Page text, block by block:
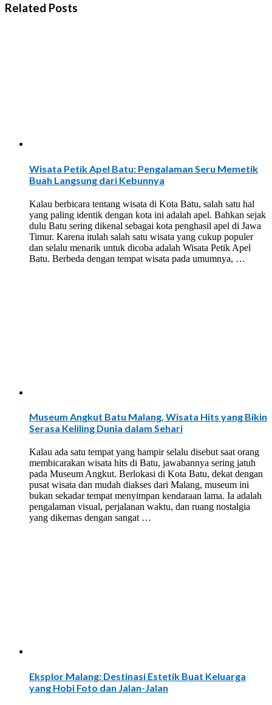
Related Posts
Wisata Petik Apel Batu: Pengalaman Seru Memetik
Buah Langsung dari Kebunnya
Kalau berbicara tentang wisata di Kota Batu, salah satu hal
yang paling identik dengan kota ini adalah apel. Bahkan sejak
dulu Batu sering dikenal sebagai kota penghasil apel di Jawa
Timur. Karena itulah salah satu wisata yang cukup populer
dan selalu menarik untuk dicoba adalah Wisata Petik Apel
Batu. Berbeda dengan tempat wisata pada umumnya, …
Museum Angkut Batu Malang, Wisata Hits yang Bikin
Serasa Keliling Dunia dalam Sehari
Kalau ada satu tempat yang hampir selalu disebut saat orang
membicarakan wisata hits di Batu, jawabannya sering jatuh
pada Museum Angkut. Berlokasi di Kota Batu, dekat dengan
pusat wisata dan mudah diakses dari Malang, museum ini
bukan sekadar tempat menyimpan kendaraan lama. Ia adalah
pengalaman visual, perjalanan waktu, dan ruang nostalgia
yang dikemas dengan sangat …
Eksplor Malang: Destinasi Estetik Buat Keluarga
yang Hobi Foto dan Jalan-Jalan